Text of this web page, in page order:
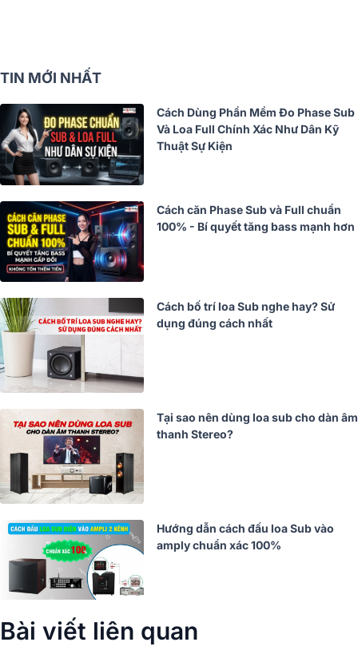
TIN MỚI NHẤT
Cách Dùng Phần Mềm Đo Phase Sub
Và Loa Full Chính Xác Như Dân Kỹ
Thuật Sự Kiện
Cách căn Phase Sub và Full chuẩn
100% - Bí quyết tăng bass mạnh hơn
Cách bố trí loa Sub nghe hay? Sử
dụng đúng cách nhất
Tại sao nên dùng loa sub cho dàn âm
thanh Stereo?
Hướng dẫn cách đấu loa Sub vào
amply chuẩn xác 100%
Bài viết liên quan